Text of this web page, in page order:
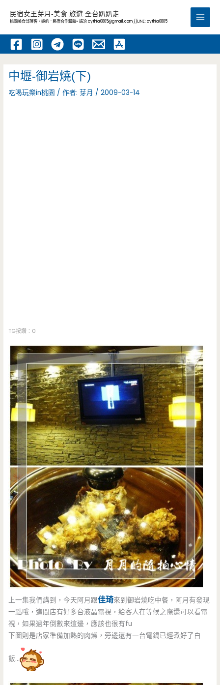
內
民宿女王芽月-美食.旅遊.全台趴趴走
桃園美食部落客，邀約 -民宿合作體驗~ 請洽cythia0805@gmail.com //LINE: cythia0805
Main
中壢-御岩燒(下)
吃喝玩樂in桃園 / 作者:芽月 /2009-03-14
TG按讚：0
上一集我們講到，今天阿月跟佳琦來到御岩燒吃中餐，阿月有發現
一點哦，這間店有好多台液晶電視，給客人在等候之際還可以看電
視，如果過年倒數來這邊，應該也很有fu
下圖則是店家準備加熱的肉燥，旁邊還有一台電鍋已經煮好了白
飯…